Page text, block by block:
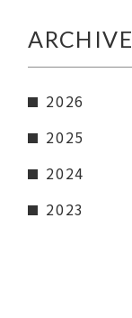
ARCHIVE
2026
2025
2024
2023